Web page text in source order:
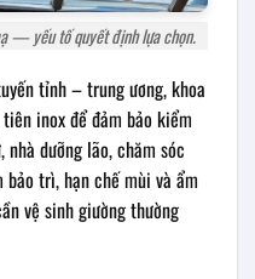
— yếu tố quyết định lựa chọn.
tỉnh – trung ương, khoa
inox để đảm bảo kiểm
dưỡng lão, chăm sóc
trì, hạn chế mùi và ẩm
vệ sinh giường thường